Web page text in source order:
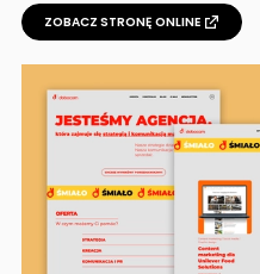
ZOBACZ STRONĘ ONLINE